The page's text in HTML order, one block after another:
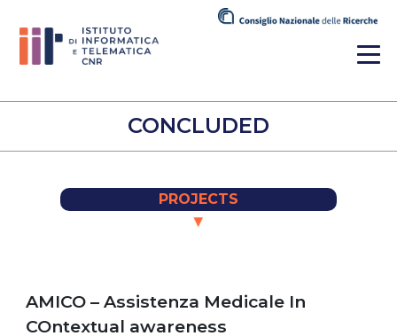
CONCLUDED
AMICO – Assistenza Medicale In
COntextual awareness
PROJECTS
▼